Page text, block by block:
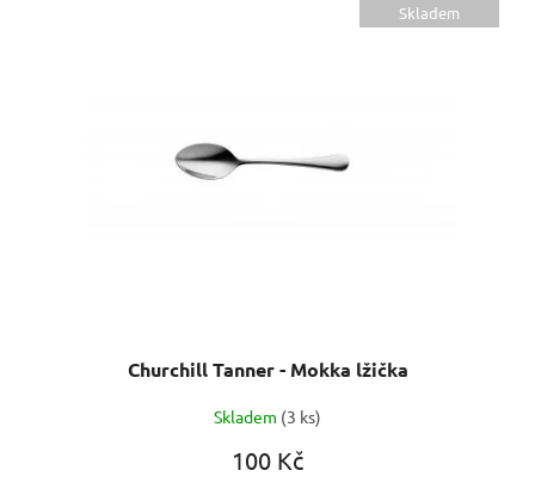
Skladem
Churchill Tanner - Mokka lžička
Skladem (3 ks)
100 Kč